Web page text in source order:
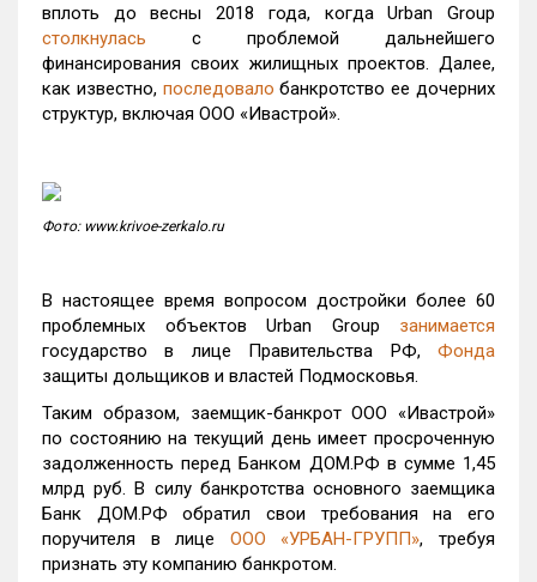
вплоть до весны 2018 года, когда Urban Group
столкнулась с проблемой дальнейшего
финансирования своих жилищных проектов. Далее,
как известно, последовало банкротство ее дочерних
структур, включая ООО «Ивастрой».
Фото: www.krivoe-zerkalo.ru
В настоящее время вопросом достройки более 60
проблемных объектов Urban Group занимается
государство в лице Правительства РФ, Фонда
защиты дольщиков и властей Подмосковья.
Таким образом, заемщик-банкрот ООО «Ивастрой»
по состоянию на текущий день имеет просроченную
задолженность перед Банком ДОМ.РФ в сумме 1,45
млрд руб. В силу банкротства основного заемщика
Банк ДОМ.РФ обратил свои требования на его
поручителя в лице ООО «УРБАН-ГРУПП», требуя
признать эту компанию банкротом.